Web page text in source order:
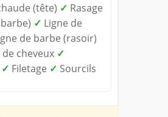
(tête) ✓ Rasage
✓ Ligne de
de barbe (rasoir)
de cheveux ✓
✓ Filetage ✓ Sourcils